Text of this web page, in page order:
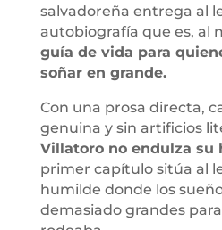
salvadoreña entrega al
autobiografía que es, al
guía de vida para
soñar en grande.
Con una prosa directa,
genuina y sin artificios
Villatoro no endulza su
primer capítulo sitúa al
humilde donde los
demasiado grandes